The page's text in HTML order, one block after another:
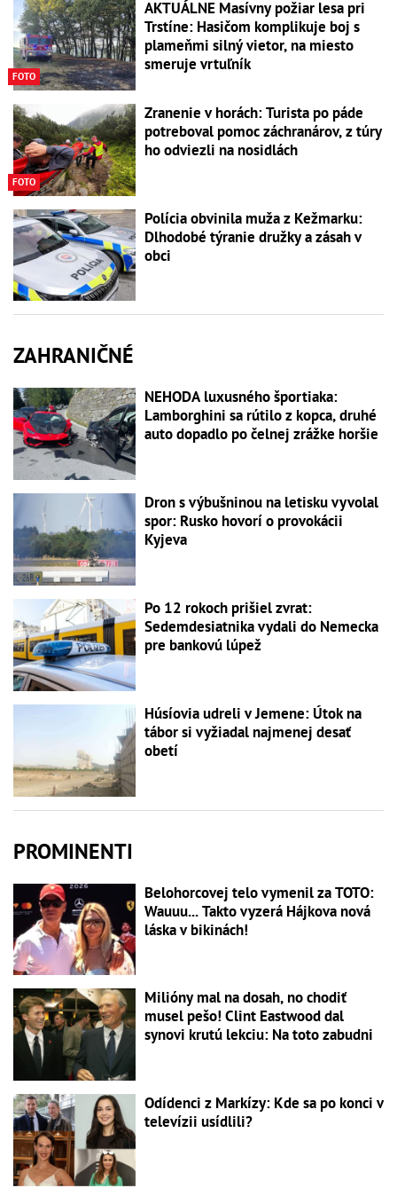
FOTO
AKTUÁLNE Masívny požiar lesa pri
Trstíne: Hasičom komplikuje boj s
plameňmi silný vietor, na miesto
smeruje vrtuľník
FOTO
Zranenie v horách: Turista po páde
potreboval pomoc záchranárov, z túry
ho odviezli na nosidlách
Polícia obvinila muža z Kežmarku:
Dlhodobé týranie družky a zásah v
obci
ZAHRANIČNÉ
NEHODA luxusného športiaka:
Lamborghini sa rútilo z kopca, druhé
auto dopadlo po čelnej zrážke horšie
Dron s výbušninou na letisku vyvolal
spor: Rusko hovorí o provokácii
Kyjeva
Po 12 rokoch prišiel zvrat:
Sedemdesiatnika vydali do Nemecka
pre bankovú lúpež
Húsíovia udreli v Jemene: Útok na
tábor si vyžiadal najmenej desať
obetí
PROMINENTI
Belohorcovej telo vymenil za TOTO:
Wauuu... Takto vyzerá Hájkova nová
láska v bikinách!
Milióny mal na dosah, no chodiť
musel pešo! Clint Eastwood dal
synovi krutú lekciu: Na toto zabudni
Odídenci z Markízy: Kde sa po konci v
televízii usídlili?